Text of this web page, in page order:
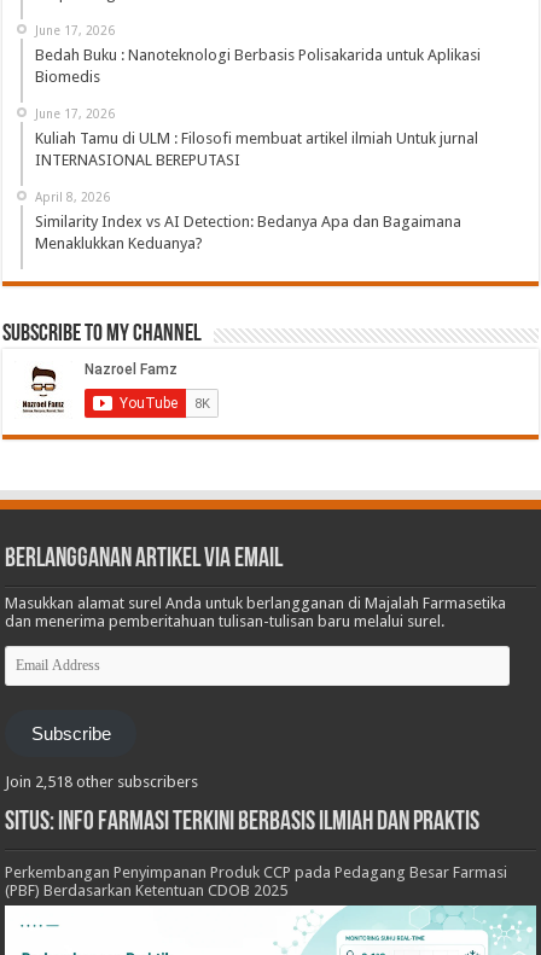
June 17, 2026
Bedah Buku : Nanoteknologi Berbasis Polisakarida untuk Aplikasi
Biomedis
June 17, 2026
Kuliah Tamu di ULM : Filosofi membuat artikel ilmiah Untuk jurnal
INTERNASIONAL BEREPUTASI
April 8, 2026
Similarity Index vs AI Detection: Bedanya Apa dan Bagaimana
Menaklukkan Keduanya?
Subscribe to My Channel
Berlangganan Artikel via Email
Masukkan alamat surel Anda untuk berlangganan di Majalah Farmasetika
dan menerima pemberitahuan tulisan-tulisan baru melalui surel.
Email
Address
Subscribe
Join 2,518 other subscribers
Situs: Info Farmasi Terkini Berbasis Ilmiah dan Praktis
Perkembangan Penyimpanan Produk CCP pada Pedagang Besar Farmasi
(PBF) Berdasarkan Ketentuan CDOB 2025